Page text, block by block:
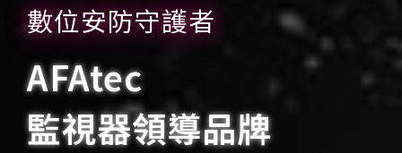
數位安防守護者
AFAtec
監視器領導品牌